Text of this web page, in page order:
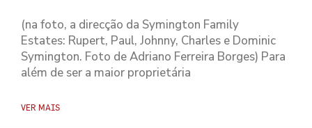
(na foto, a direcção da Symington Family
Estates: Rupert, Paul, Johnny, Charles e Dominic
Symington. Foto de Adriano Ferreira Borges) Para
além de ser a maior proprietária
VER MAIS